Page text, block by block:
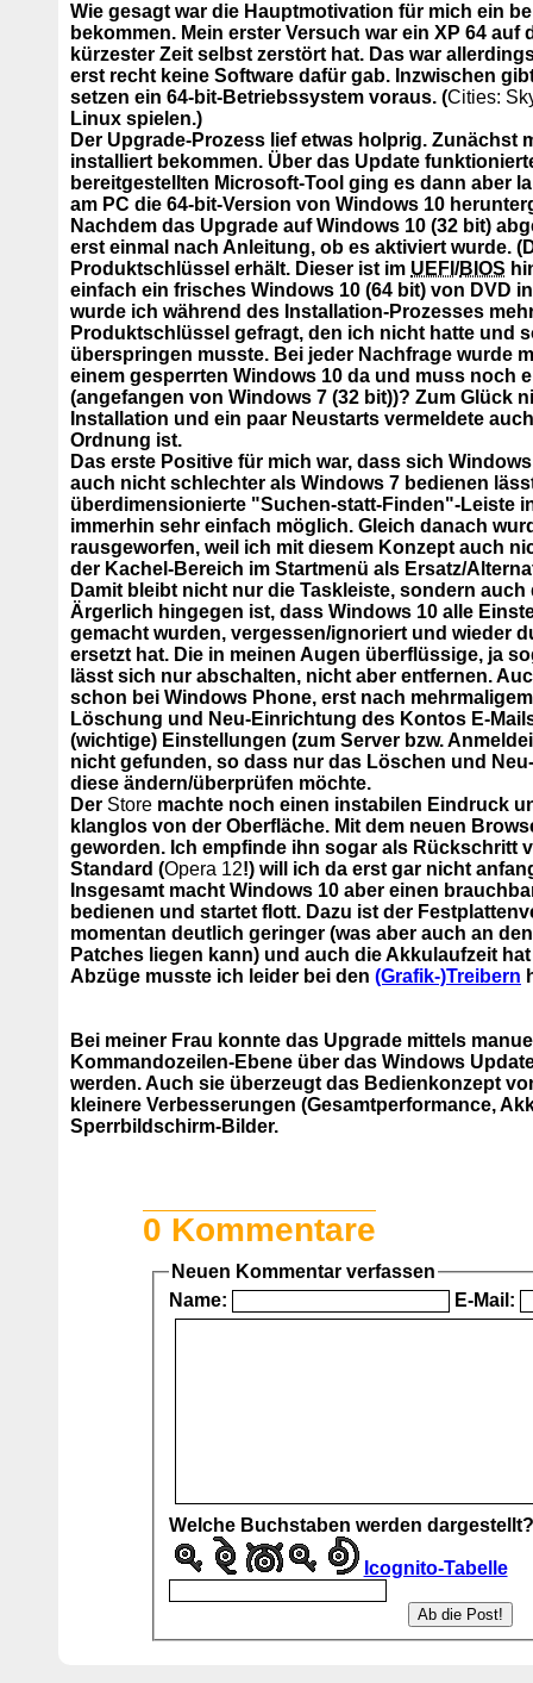
Wie gesagt war die Hauptmotivation für mich ein
bekommen. Mein erster Versuch war ein XP 64
kürzester Zeit selbst zerstört hat. Das war
erst recht keine Software dafür gab. Inzwischen
setzen ein 64-bit-Betriebssystem voraus. (Cities:
Linux spielen.)
Der Upgrade-Prozess lief etwas holprig. Zunächst
installiert bekommen. Über das Update
bereitgestellten Microsoft-Tool ging es dann aber
am PC die 64-bit-Version von Windows 10
Nachdem das Upgrade auf Windows 10 (32 bit)
erst einmal nach Anleitung, ob es aktiviert wurde.
Produktschlüssel erhält. Dieser ist im UEFI /BIOS
einfach ein frisches Windows 10 (64 bit) von DVD
wurde ich während des Installation-Prozesses
Produktschlüssel gefragt, den ich nicht hatte und
überspringen musste. Bei jeder Nachfrage wurde
einem gesperrten Windows 10 da und muss noch
(angefangen von Windows 7 (32 bit))? Zum Glück
Installation und ein paar Neustarts vermeldete
Ordnung ist.
Das erste Positive für mich war, dass sich
auch nicht schlechter als Windows 7 bedienen
überdimensionierte "Suchen-statt-Finden"-Leiste
immerhin sehr einfach möglich. Gleich danach
rausgeworfen, weil ich mit diesem Konzept auch
der Kachel-Bereich im Startmenü als Ersatz/
Damit bleibt nicht nur die Taskleiste, sondern
Ärgerlich hingegen ist, dass Windows 10 alle
gemacht wurden, vergessen/ignoriert und wieder
ersetzt hat. Die in meinen Augen überflüssige, ja
lässt sich nur abschalten, nicht aber entfernen.
schon bei Windows Phone, erst nach
Löschung und Neu-Einrichtung des Kontos E-
(wichtige) Einstellungen (zum Server bzw.
nicht gefunden, so dass nur das Löschen und
diese ändern/überprüfen möchte.
Der Store machte noch einen instabilen Eindruck
klanglos von der Oberfläche. Mit dem neuen
geworden. Ich empfinde ihn sogar als Rückschritt
Standard (Opera 12!) will ich da erst gar nicht
Insgesamt macht Windows 10 aber einen
bedienen und startet flott. Dazu ist der
momentan deutlich geringer (was aber auch an
Patches liegen kann) und auch die Akkulaufzeit
Abzüge musste ich leider bei den (Grafik-)Treibern
Bei meiner Frau konnte das Upgrade mittels
Kommandozeilen-Ebene über das Windows
werden. Auch sie überzeugt das Bedienkonzept
kleinere Verbesserungen (Gesamtperformance,
Sperrbildschirm-Bilder.
0 Kommentare
Neuen Kommentar verfassen
Name:
E-Mail:
Welche Buchstaben werden dargestellt?
Icognito-Tabelle